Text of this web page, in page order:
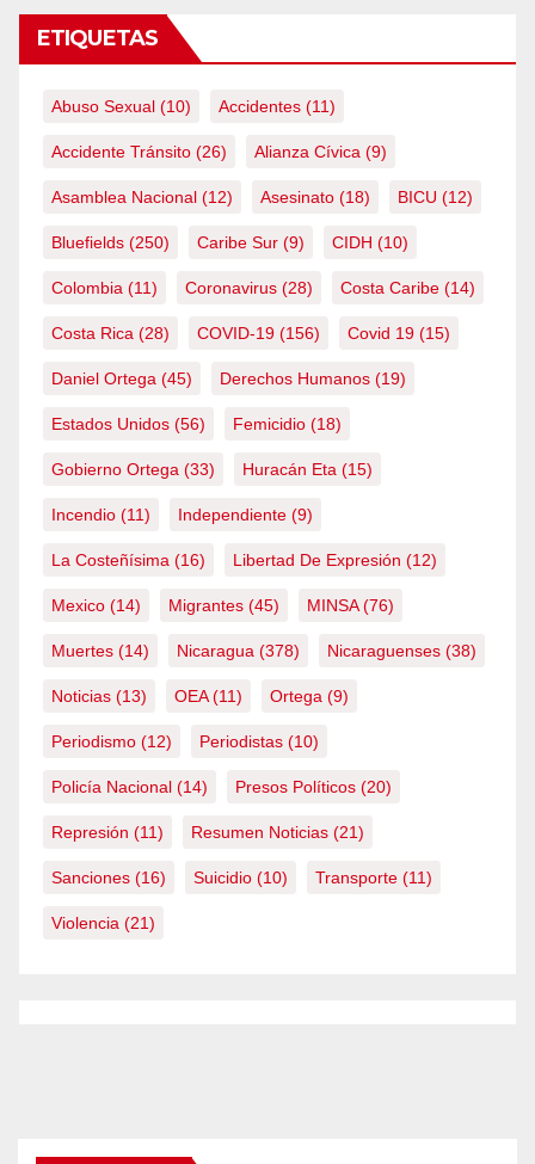
ETIQUETAS
Abuso Sexual (10) Accidentes (11)
Accidente Tránsito (26) Alianza Cívica (9)
Asamblea Nacional (12) Asesinato (18) BICU (12)
Bluefields (250) Caribe Sur (9) CIDH (10)
Colombia (11) Coronavirus (28) Costa Caribe (14)
Costa Rica (28) COVID-19 (156) Covid 19 (15)
Daniel Ortega (45) Derechos Humanos (19)
Estados Unidos (56) Femicidio (18)
Gobierno Ortega (33) Huracán Eta (15)
Incendio (11) Independiente (9)
La Costeñísima (16) Libertad De Expresión (12)
Mexico (14) Migrantes (45) MINSA(76)
Muertes (14) Nicaragua (378) Nicaraguenses (38)
Noticias (13) OEA(11) Ortega (9)
Periodismo (12) Periodistas (10)
Policía Nacional (14) Presos Políticos (20)
Represión (11) Resumen Noticias (21)
Sanciones (16) Suicidio (10) Transporte (11)
Violencia (21)